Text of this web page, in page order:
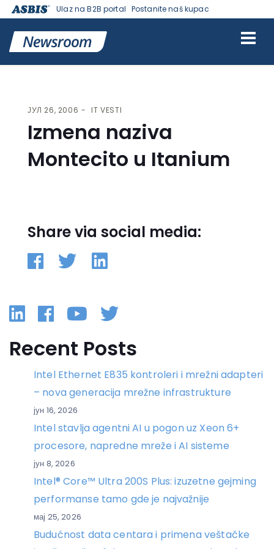
Ulaz na B2B portal Postanite naš kupac
ЈУЛ 26, 2006 IT VESTI
Izmena naziva
Montecito u Itanium
Share via social media:
Linkedin
Facebook
YouTube
Twitter
Recent Posts
Intel Ethernet E835 kontroleri i mrežni adapteri
– nova generacija mrežne infrastrukture
јун 16, 2026
Intel stavlja agentni AI u pogon uz Xeon 6+
procesore, napredne mreže i AI sisteme
јун 8, 2026
Intel® Core™ Ultra 200S Plus: izuzetne gejming
performanse tamo gde je najvažnije
мај 25, 2026
Budućnost data centara i primena veštačke